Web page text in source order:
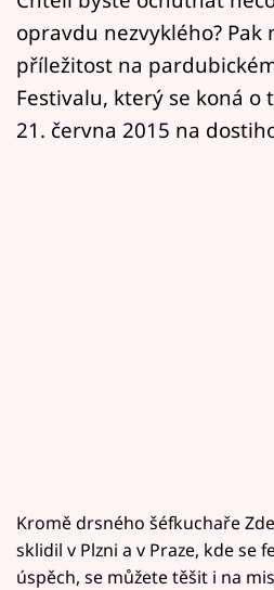
opravdu nezvyklého? Pak
příležitost na pardubickém
Festivalu, který se koná o
21. června 2015 na
Kromě drsného šéfkuchaře
sklidil v Plzni a v Praze, kde se
úspěch, se můžete těšit i na